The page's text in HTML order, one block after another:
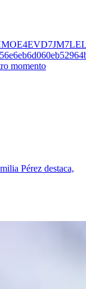
momento
Pérez destaca,